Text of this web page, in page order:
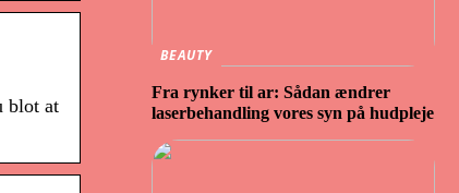
blot at
BEAUTY
Fra rynker til ar: Sådan ændrer
laserbehandling vores syn på hudpleje